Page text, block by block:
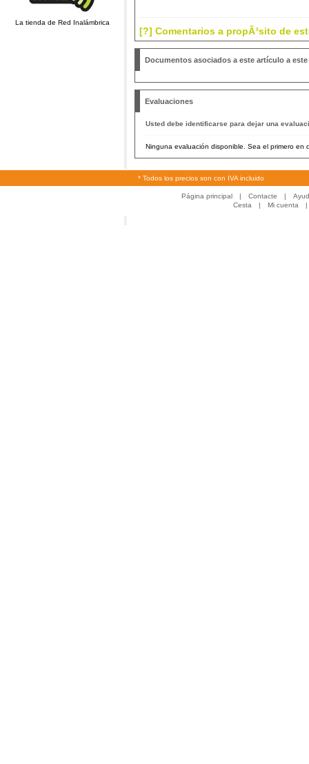
La tienda de Red Inalámbrica
[?] Comentarios a propÃ³sito de
Documentos asociados a este artículo a
Evaluaciones
Usted debe identificarse para dejar una
Ninguna evaluación disponible. Sea el primero en
* Todos los precios son con IVA incluido
Página principal | Contacte |
Cesta
| Mi cuenta |